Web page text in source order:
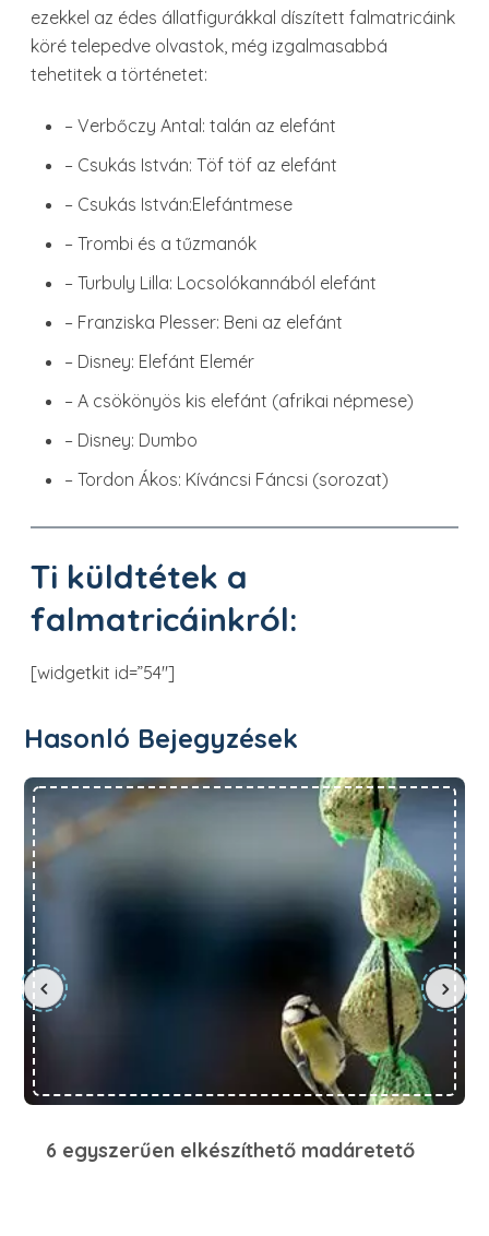
ezekkel az édes állatfigurákkal díszített falmatricáink
köré telepedve olvastok, még izgalmasabbá
tehetitek a történetet:
– Verbőczy Antal: talán az elefánt
– Csukás István: Töf töf az elefánt
– Csukás István:Elefántmese
– Trombi és a tűzmanók
– Turbuly Lilla: Locsolókannából elefánt
– Franziska Plesser: Beni az elefánt
– Disney: Elefánt Elemér
– A csökönyös kis elefánt (afrikai népmese)
– Disney: Dumbo
– Tordon Ákos: Kíváncsi Fáncsi (sorozat)
Ti küldtétek a
falmatricáinkról:
[widgetkit id=”54″]
Hasonló Bejegyzések
6 egyszerűen elkészíthető madáretető